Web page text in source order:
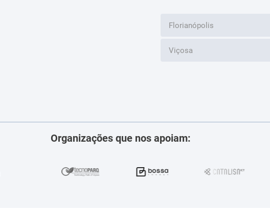
Florianópolis
Viçosa
Organizações que nos apoiam: